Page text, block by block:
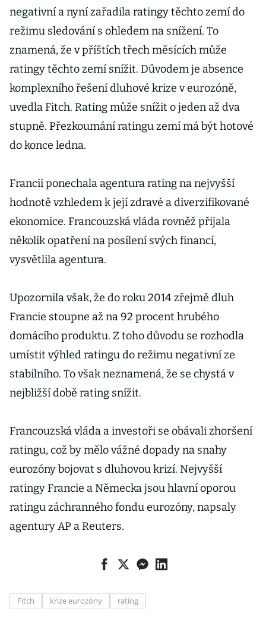
negativní a nyní zařadila ratingy těchto zemí do
režimu sledování s ohledem na snížení. To
znamená, že v příštích třech měsících může
ratingy těchto zemí snížit. Důvodem je absence
komplexního řešení dluhové krize v eurozóně,
uvedla Fitch. Rating může snížit o jeden až dva
stupně. Přezkoumání ratingu zemí má být hotové
do konce ledna.
Francii ponechala agentura rating na nejvyšší
hodnotě vzhledem k její zdravé a diverzifikované
ekonomice. Francouzská vláda rovněž přijala
několik opatření na posílení svých financí,
vysvětlila agentura.
Upozornila však, že do roku 2014 zřejmě dluh
Francie stoupne až na 92 procent hrubého
domácího produktu. Z toho důvodu se rozhodla
umístit výhled ratingu do režimu negativní ze
stabilního. To však neznamená, že se chystá v
nejbližší době rating snížit.
Francouzská vláda a investoři se obávali zhoršení
ratingu, což by mělo vážné dopady na snahy
eurozóny bojovat s dluhovou krizí. Nejvyšší
ratingy Francie a Německa jsou hlavní oporou
ratingu záchranného fondu eurozóny, napsaly
agentury AP a Reuters.
Fitch krize eurozóny rating